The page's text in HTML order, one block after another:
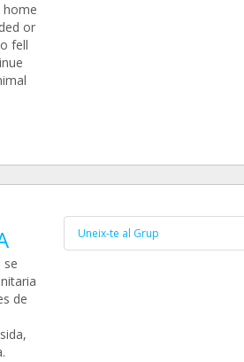
home
or
fell
se
de
Uneix-te al Grup